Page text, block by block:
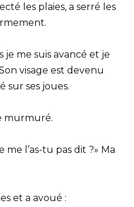
les plaies, a serré les
je me suis avancé et je
visage est devenu
sur ses joues.
murmuré.
l’as-tu pas dit ?» Ma
et a avoué :